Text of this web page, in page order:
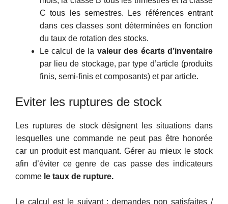
C tous les semestres. Les références entrant
dans ces classes sont déterminées en fonction
du taux de rotation des stocks.
Le calcul de la valeur des écarts d’inventaire
par lieu de stockage, par type d’article (produits
finis, semi-finis et composants) et par article.
Eviter les ruptures de stock
Les ruptures de stock désignent les situations dans
lesquelles une commande ne peut pas être honorée
car un produit est manquant. Gérer au mieux le stock
afin d’éviter ce genre de cas passe des indicateurs
comme le taux de rupture.
Le calcul est le suivant : demandes non satisfaites /